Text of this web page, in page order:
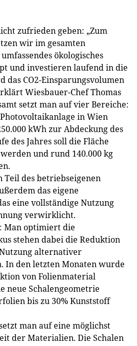
zufrieden geben: „Zum
wir im gesamten
ökologisches
und investieren laufend in die
das CO2-Einsparungsvolumen
Wiesbauer-Chef Thomas
setzt man auf vier Bereiche:
in Wien
kWh zur Abdeckung des
des Jahres soll die Fläche
und rund 140.000 kg
Teil des betriebseigenen
das eigene
eine vollständige Nutzung
verwirklicht.
Man optimiert die
stehen dabei die Reduktion
alternativer
In den letzten Monaten wurde
von Folienmaterial
neue Schalengeometrie
bis zu 30% Kunststoff
man auf eine möglichst
der Materialien. Die Schalen